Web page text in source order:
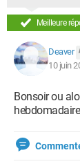
Meilleure
Deaver
10 juin
Bonsoir ou
hebdomadaire